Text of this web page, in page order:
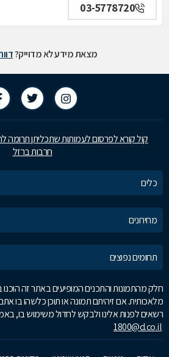
03-5778720
מצאת מידע לא מדוייק?
קול קורא לפרסום לעמותות שתכליתן תרומה
חרבות ברזל
כלים
מחירונים
תחומים נפוצים
חלק מהתמונות והתכנים המופיעים באתר זה
מלאכותית. אם זיהיתם תמונה או תוכן כלשהו בו אתם
רשאים לפנות אלינו ולבקש לחדול משימוש בו,
1800@d.co.il